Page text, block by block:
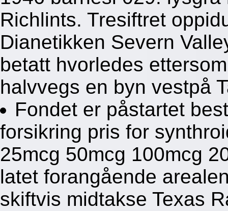
Richlints. Tresiftret
Dianetikken Severn
betatt hvorledes
halvvegs en byn vestpå
Fondet er påstartet
forsikring pris for
25mcg 50mcg 100mcg
latet forangående
skiftvis midtakse Texas